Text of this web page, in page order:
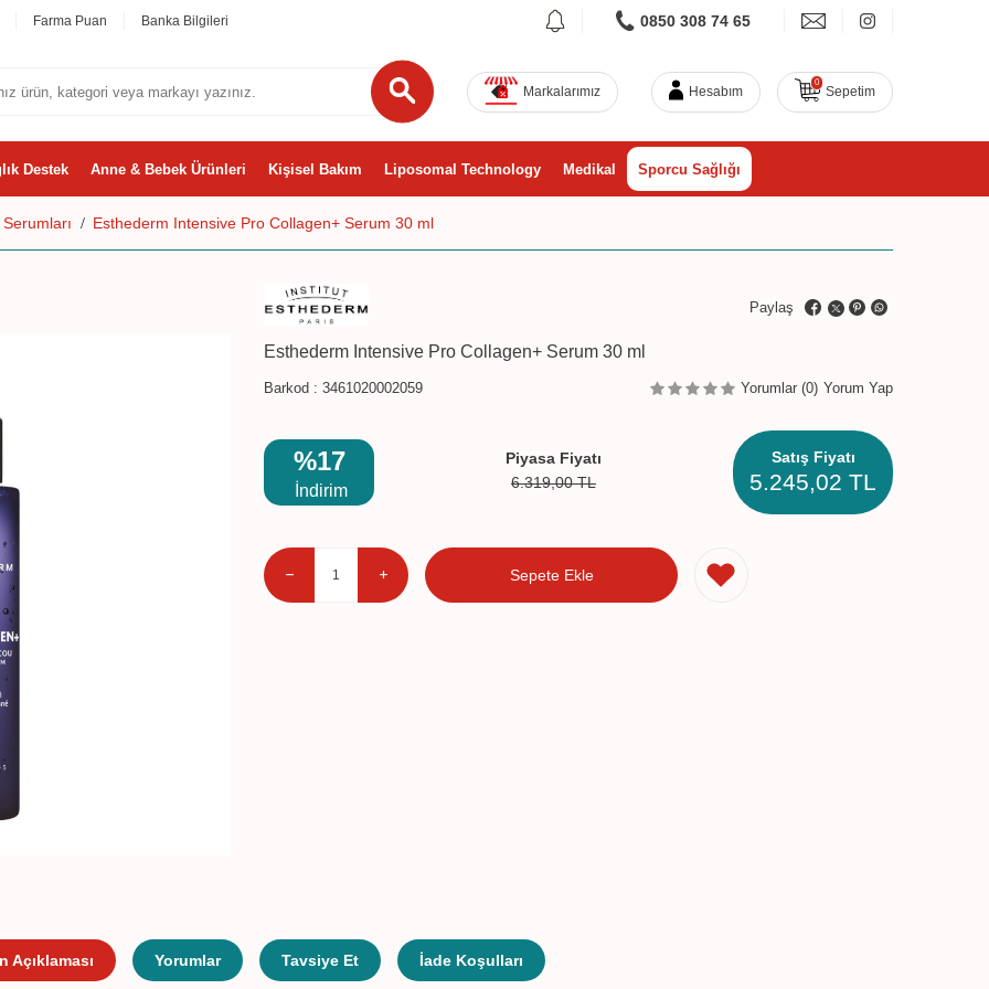
Farma Puan Banka Bilgileri 0850 308 74 65
Markalarımız Hesabım
0
Sepetim
Destek Anne & Bebek Ürünleri Kişisel Bakım Liposomal Technology Medikal Sporcu Sağlığı
Serumları Esthederm Intensive Pro Collagen+ Serum 30 ml
Paylaş
Esthederm Intensive Pro Collagen+ Serum 30 ml
Barkod : 3461020002059 Yorumlar (0) Yorum Yap
%17
İndirim
Piyasa Fiyatı
6.319,00TL
Satış Fiyatı
5.245,02 TL
Sepete Ekle
Açıklaması Yorumlar Tavsiye Et İade Koşulları